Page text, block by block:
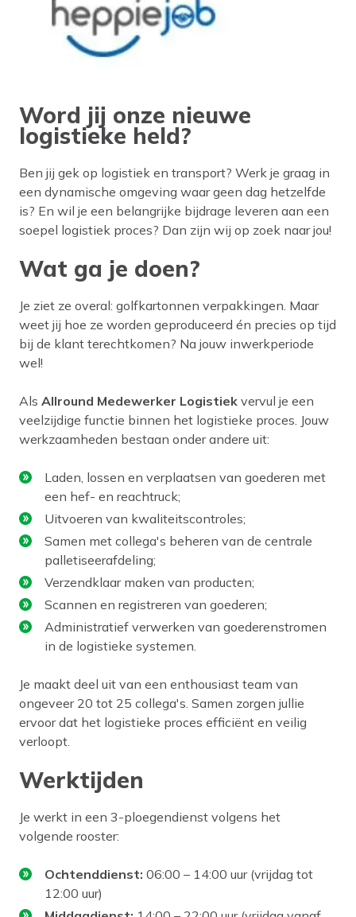
Word jij onze nieuwe
logistieke held?
Ben jij gek op logistiek en transport? Werk je graag in
een dynamische omgeving waar geen dag hetzelfde
is? En wil je een belangrijke bijdrage leveren aan een
soepel logistiek proces? Dan zijn wij op zoek naar jou!
Wat ga je doen?
Je ziet ze overal: golfkartonnen verpakkingen. Maar
weet jij hoe ze worden geproduceerd én precies op tijd
bij de klant terechtkomen? Na jouw inwerkperiode
wel!
Als Allround Medewerker Logistiek vervul je een
veelzijdige functie binnen het logistieke proces. Jouw
werkzaamheden bestaan onder andere uit:
Laden, lossen en verplaatsen van goederen met
een hef- en reachtruck;
Uitvoeren van kwaliteitscontroles;
Samen met collega's beheren van de centrale
palletiseerafdeling;
Verzendklaar maken van producten;
Scannen en registreren van goederen;
Administratief verwerken van goederenstromen
in de logistieke systemen.
Je maakt deel uit van een enthousiast team van
ongeveer 20 tot 25 collega's. Samen zorgen jullie
ervoor dat het logistieke proces efficiënt en veilig
verloopt.
Werktijden
Je werkt in een 3-ploegendienst volgens het
volgende rooster:
Ochtenddienst: 06:00 – 14:00 uur (vrijdag tot
12:00 uur)